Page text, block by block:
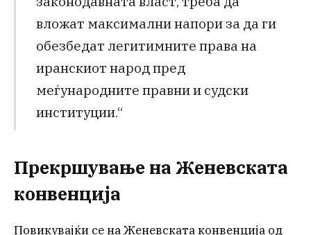
вложат максимални напори за да ги
обезбедат легитимните права на
иранскиот народ пред
меѓународните правни и судски
институции.“
Прекршување на Женевската
конвенција
Повикувајќи се на Женевската конвенција од